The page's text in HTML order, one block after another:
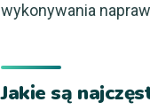
wykonywania
Jakie są